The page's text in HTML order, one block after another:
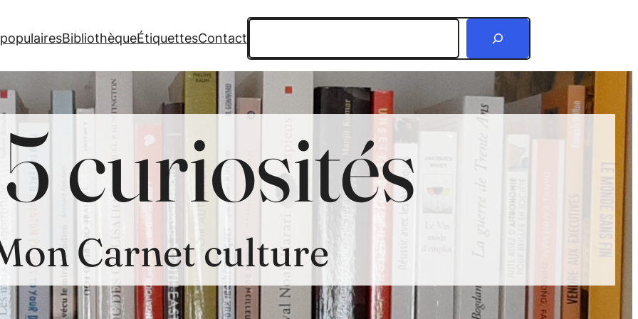
BibliothèqueÉtiquettesContact
curiosités
Carnet culture